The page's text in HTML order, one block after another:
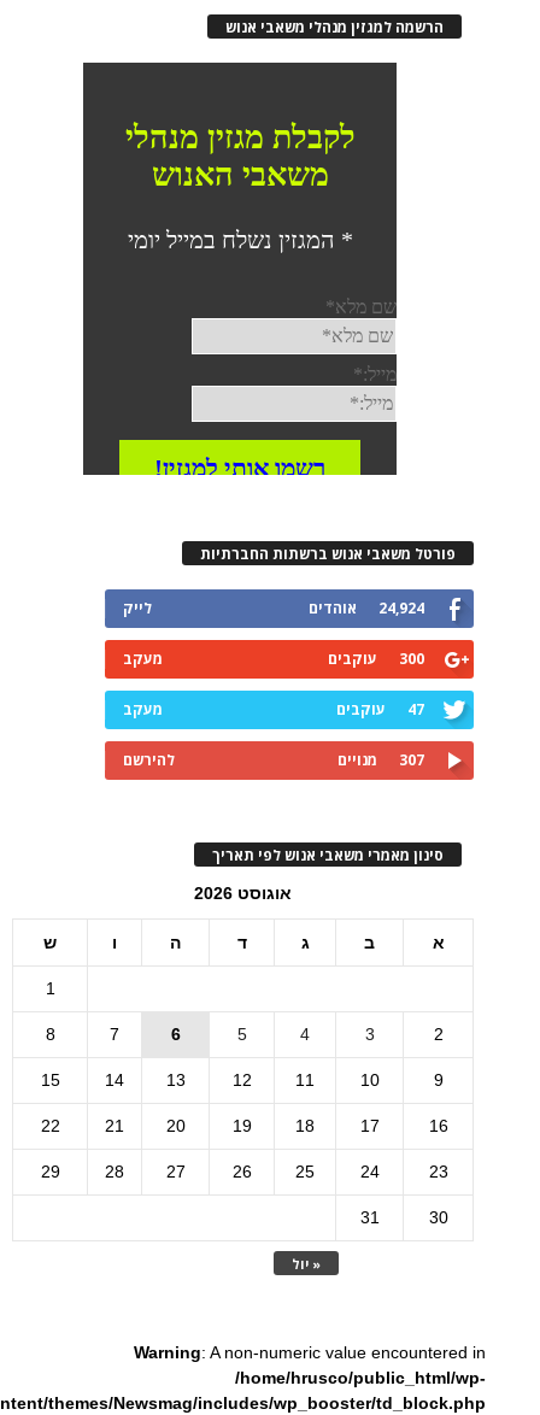
הרשמה למגזין מנהלי משאבי אנוש
פורטל משאבי אנוש ברשתות החברתיות
24,924 אוהדים לייק
300 עוקבים מעקב
47 עוקבים מעקב
307 מנויים להירשם
סינון מאמרי משאבי אנוש לפי תאריך
אוגוסט 2026
א ב ג ד ה ו ש
« יול
1
2
3
4
5
6
7
8
9
10
11
12
13
14
15
16
17
18
19
20
21
22
23
24
25
26
27
28
29
30
31
Warning: A non-numeric value encountered in
/home/hrusco/public_html/wp-
themes/Newsmag/includes/wp_booster/td_block.php